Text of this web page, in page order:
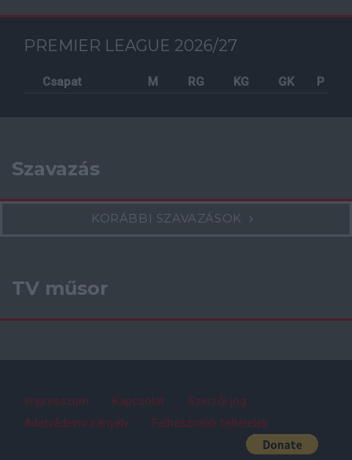
PREMIER LEAGUE 2026/27
Csapat M RG KG GK P
Szavazás
KORÁBBI SZAVAZÁSOK
TV műsor
Impresszum Kapcsolat
Szerzői jog
Adatvédelmi irányelv
Felhasználói feltételek